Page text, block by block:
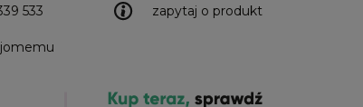
zapytaj o produkt
533